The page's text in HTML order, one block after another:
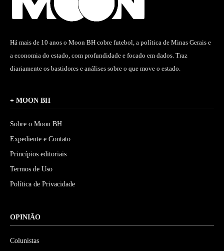
Há mais de 10 anos o Moon BH cobre futebol, a política de Minas Gerais e
a economia do estado, com profundidade e focado em dados. Traz
diariamente os bastidores e análises sobre o que move o estado.
+ MOON BH
Sobre o Moon BH
Expediente e Contato
Princípios editoriais
Termos de Uso
Política de Privacidade
OPINIÃO
Colunistas